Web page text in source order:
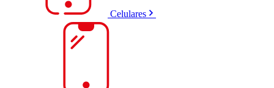
Celulares